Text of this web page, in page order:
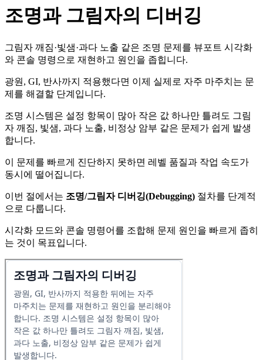
조명과 그림자의 디버깅
그림자 깨짐·빛샘·과다 노출 같은 조명 문제를 뷰포트 시각화
와 콘솔 명령으로 재현하고 원인을 좁힙니다.
광원, GI, 반사까지 적용했다면 이제 실제로 자주 마주치는 문
제를 해결할 단계입니다.
조명 시스템은 설정 항목이 많아 작은 값 하나만 틀려도 그림
자 깨짐, 빛샘, 과다 노출, 비정상 암부 같은 문제가 쉽게 발생
합니다.
이 문제를 빠르게 진단하지 못하면 레벨 품질과 작업 속도가
동시에 떨어집니다.
이번 절에서는 조명/그림자 디버깅(Debugging) 절차를 단계적
으로 다룹니다.
시각화 모드와 콘솔 명령어를 조합해 문제 원인을 빠르게 좁히
는 것이 목표입니다.